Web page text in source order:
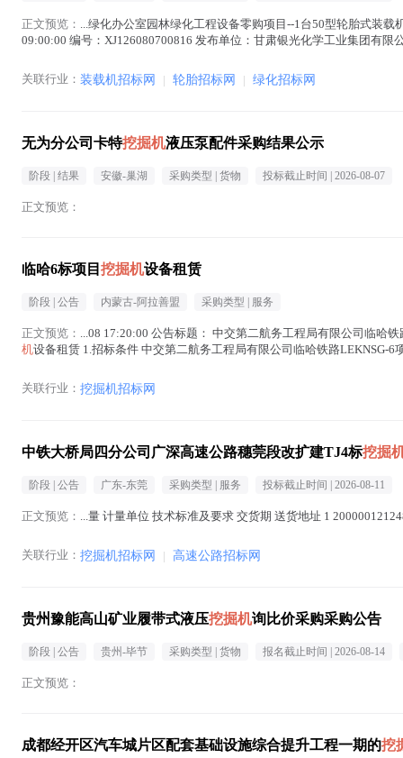
正文预览： ...绿化办公室园林绿化工程设备零购项目--1台50型轮胎式装载
09:00:00 编号：XJ126080700816 发布单位：甘肃银光化学工业集团有
关联行业： 装载机招标网 | 轮胎招标网 | 绿化招标网
无为分公司卡特挖掘机液压泵配件采购结果公示
阶段 | 结果 安徽-巢湖 采购类型 | 货物 投标截止时间 | 2026-08-07
正文预览：
临哈6标项目 挖掘机设备租赁
阶段 | 公告 内蒙古-阿拉善盟 采购类型 | 服务
正文预览： ...08 17:20:00 公告标题： 中交第二航务工程局有限公司临哈铁
机设备租赁 1.招标条件 中交第二航务工程局有限公司临哈铁路LEKNSG-
关联行业： 挖掘机招标网
中铁大桥局四分公司广深高速公路穗莞段改扩建TJ4标挖掘
阶段 | 公告 广东-东莞 采购类型 | 服务 投标截止时间 | 2026-08-11
正文预览： ...量 计量单位 技术标准及要求 交货期 送货地址 1
关联行业： 挖掘机招标网 | 高速公路招标网
贵州豫能高山矿业履带式液压挖掘机询比价采购采购公告
阶段 | 公告 贵州-毕节 采购类型 | 货物 报名截止时间 | 2026-08-14
正文预览：
成都经开区汽车城片区配套基础设施综合提升工程一期的挖